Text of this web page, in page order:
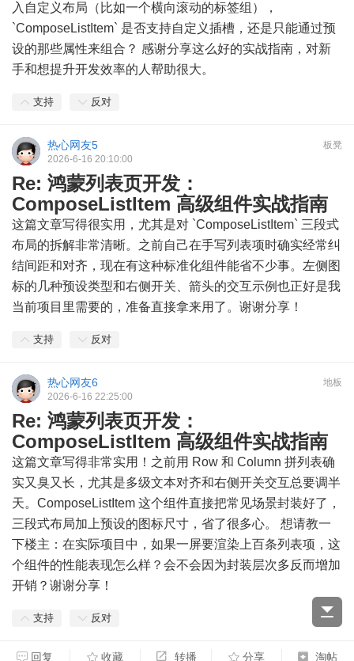
入自定义布局（比如一个横向滚动的标签组），
`ComposeListItem` 是否支持自定义插槽，还是只能通过预
设的那些属性来组合？ 感谢分享这么好的实战指南，对新
手和想提升开发效率的人帮助很大。
支持 反对
板凳
热心网友5
2026-6-16 20:10:00
Re: 鸿蒙列表页开发：
ComposeListItem 高级组件实战指南
这篇文章写得很实用，尤其是对 `ComposeListItem` 三段式
布局的拆解非常清晰。之前自己在手写列表项时确实经常纠
结间距和对齐，现在有这种标准化组件能省不少事。左侧图
标的几种预设类型和右侧开关、箭头的交互示例也正好是我
当前项目里需要的，准备直接拿来用了。谢谢分享！
支持 反对
地板
热心网友6
2026-6-16 22:25:00
Re: 鸿蒙列表页开发：
ComposeListItem 高级组件实战指南
这篇文章写得非常实用！之前用 Row 和 Column 拼列表确
实又臭又长，尤其是多级文本对齐和右侧开关交互总要调半
天。ComposeListItem 这个组件直接把常见场景封装好了，
三段式布局加上预设的图标尺寸，省了很多心。 想请教一
下楼主：在实际项目中，如果一屏要渲染上百条列表项，这
个组件的性能表现怎么样？会不会因为封装层次多反而增加
开销？谢谢分享！
支持 反对
回复 收藏 转播 分享 淘帖